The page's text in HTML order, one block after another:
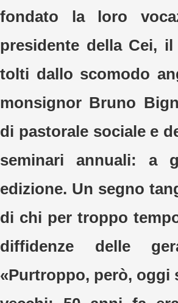
fondato la loro
presidente della Cei,
tolti dallo scomodo
monsignor Bruno
di pastorale sociale e
seminari annuali: a
edizione. Un segno
di chi per troppo
diffidenze delle
«Purtroppo, però, oggi